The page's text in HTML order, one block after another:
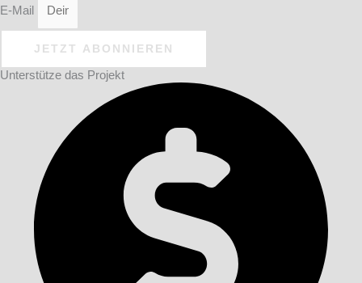
E-Mail
JETZT ABONNIEREN
Unterstütze das Projekt